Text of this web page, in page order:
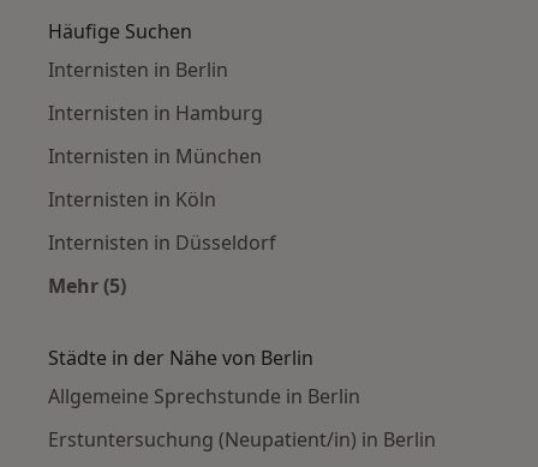
Häufige Suchen
Internisten in Berlin
Internisten in Hamburg
Internisten in München
Internisten in Köln
Internisten in Düsseldorf
Mehr (5)
Städte in der Nähe von Berlin
Allgemeine Sprechstunde in Berlin
Erstuntersuchung (Neupatient/in) in Berlin